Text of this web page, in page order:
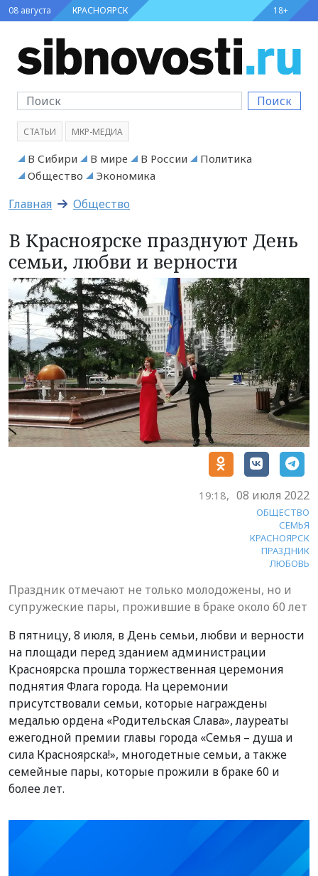
08 августа КРАСНОЯРСК 18+
Поиск
СТАТЬИ МКР-МЕДИА
В Сибири В мире В России
Политика
Общество
Экономика
Главная Общество
В Красноярске празднуют День
семьи, любви и верности
19:18, 08 июля 2022
ОБЩЕСТВО
СЕМЬЯ
КРАСНОЯРСК
ПРАЗДНИК
ЛЮБОВЬ
Праздник отмечают не только молодожены, но и
супружеские пары, прожившие в браке около 60 лет
В пятницу, 8 июля, в День семьи, любви и верности
на площади перед зданием администрации
Красноярска прошла торжественная церемония
поднятия Флага города. На церемонии
присутствовали семьи, которые награждены
медалью ордена «Родительская Слава», лауреаты
ежегодной премии главы города «Семья – душа и
сила Красноярска!», многодетные семьи, а также
семейные пары, которые прожили в браке 60 и
более лет.